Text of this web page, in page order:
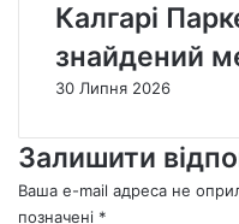
Калгарі
знайдений
30 Липня 2026
Залишити
Ваша e-mail адреса не
позначені *